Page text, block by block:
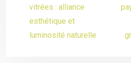
vitrées : alliance
esthétique et
luminosité naturelle